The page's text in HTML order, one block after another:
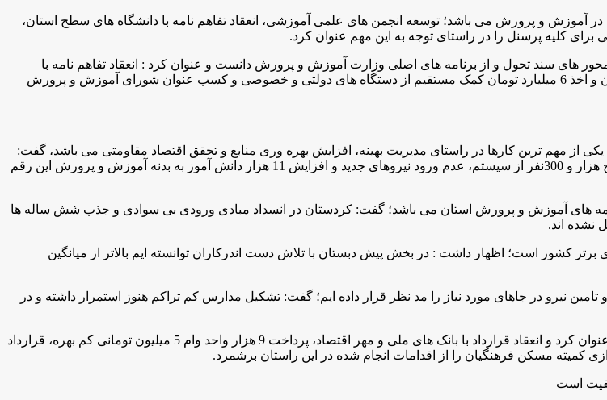
در آموزش و پرورش می باشد؛ توسعه انجمن های علمی آموزشی، انعقاد تفاهم نامه با دانشگاه های سطح استان،
کلیه پرسنل را در راستای توجه به این مهم عنوان کرد.
سند تحول و از برنامه های اصلی وزارت آموزش و پرورش دانست و عنوان کرد : انعقاد تفاهم نامه با
سازمان ها و بخش های دولتی و خصوصی، اهداء میلیارد ها تومان به صورت زمین و ساختمان و اخذ 6 میلیارد تومان کمک مستقیم از دستگاه های دولتی و خصوصی و کسب عنوان شورای آموزش و پرورش
از مهم ترین کارها در راستای مدیریت بهینه، افزایش بهره وری منابع و تحقق اقتصاد مقاومتی می باشد، گفت:
در سال 91 بیش از 21 هزار ساعت اضافه تدریس وجود داشت که در سال 94 علی رغم خروج هزار و 300نفر از سیستم، عدم ورود نیروهای جدید و افزایش 11 هزار دانش آموز به بدنه آموزش و پرورش این رقم
های آموزش و پرورش استان می باشد؛ گفت: کردستان در انسداد مبادی ورودی بی سوادی و جذب شش ساله ها
کشور است؛ اظهار داشت : در بخش پیش دبستان با تلاش دست اندرکاران توانسته ایم بالاتر از میانگین
نیرو در جاهای مورد نیاز را مد نظر قرار داده ایم؛ گفت: تشکیل مدارس کم تراکم هنوز استمرار داشته و در
وی توجه به رفاه و منزلت فرهنگیان استان را از دیگر برنامه های آموزش و پرورش استان عنوان کرد و انعقاد قرارداد با بانک های ملی و مهر اقتصاد، پرداخت 9 هزار واحد وام 5 میلیون تومانی کم بهره، قرارداد
کمیته مسکن فرهنگیان را از اقدامات انجام شده در این راستان برشمرد.
است